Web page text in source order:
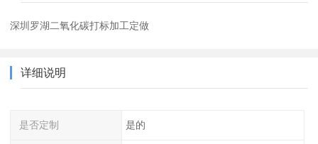
深圳罗湖二氧化碳打标加工定做
详细说明
是否定制 是的